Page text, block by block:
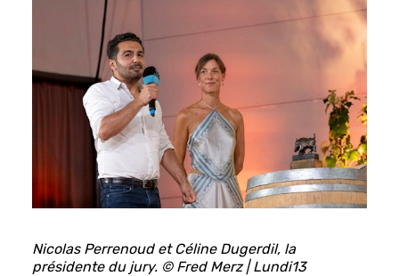
Nicolas Perrenoud et Céline Dugerdil, la
présidente du jury. © Fred Merz | Lundi13